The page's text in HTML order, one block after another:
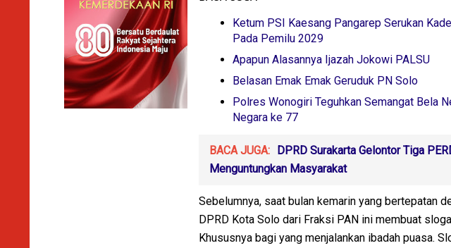
Ketum PSI Kaesang Pangarep Serukan
Pada Pemilu 2029
Apapun Alasannya Ijazah Jokowi PALSU
Belasan Emak Emak Geruduk PN Solo
Polres Wonogiri Teguhkan Semangat Bela
Negara ke 77
BACA JUGA: DPRD Surakarta Gelontor Tiga
Menguntungkan Masyarakat
Sebelumnya, saat bulan kemarin yang bertepatan
DPRD Kota Solo dari Fraksi PAN ini membuat
Khususnya bagi yang menjalankan ibadah puasa.